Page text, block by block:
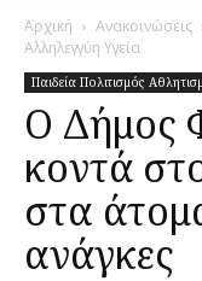
Αρχική Ανακοινώσεις
Αλληλεγγύη Υγεία
Παιδεία Πολιτισμός
O Δήμος
κοντά
στα
ανάγκες